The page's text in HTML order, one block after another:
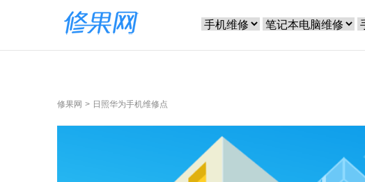
修果网 日照华为手机维修点